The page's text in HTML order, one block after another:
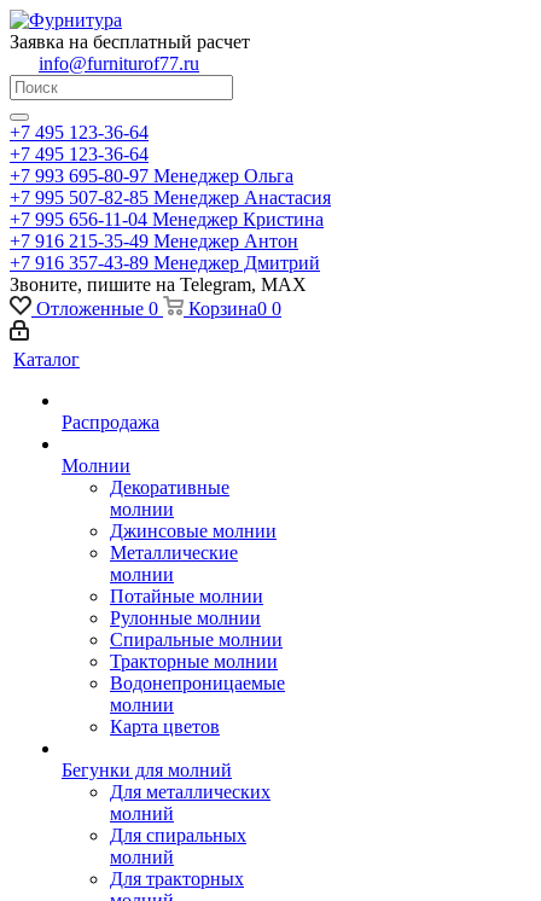
Заявка на бесплатный расчет
info@furniturof77.ru
+7 495 123-36-64
+7 495 123-36-64
+7 993 695-80-97 Менеджер Ольга
+7 995 507-82-85 Менеджер Анастасия
+7 995 656-11-04 Менеджер Кристина
+7 916 215-35-49 Менеджер Антон
+7 916 357-43-89 Менеджер Дмитрий
Звоните, пишите на Telegram, MAX
Отложенные 0 Корзина0 0
Каталог
Распродажа
Молнии
Декоративные
молнии
Джинсовые молнии
Металлические
молнии
Потайные молнии
Рулонные молнии
Спиральные молнии
Тракторные молнии
Водонепроницаемые
молнии
Карта цветов
Бегунки для молний
Для металлических
молний
Для спиральных
молний
Для тракторных